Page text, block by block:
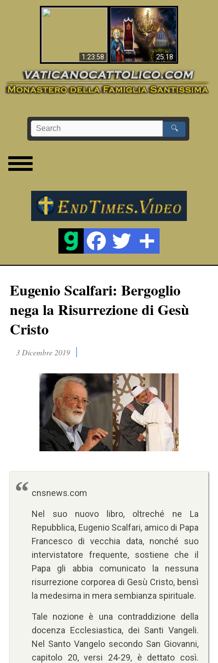
1:23:58 25:18
La Bibbia ha previsto
70 anni senza Papa?
🔍
Eugenio Scalfari: Bergoglio
nega la Risurrezione di Gesù
Cristo
3 Dicembre 2019
cnsnews.com
Nel suo nuovo libro, oltreché ne La
Repubblica, Eugenio Scalfari, amico di Papa
Francesco di vecchia data, nonché suo
intervistatore frequente, sostiene che il
Papa gli abbia comunicato la nessuna
risurrezione corporea di Gesù Cristo, bensì
la medesima in mera sembianza spirituale.
Tale nozione è una contraddizione della
docenza Ecclesiastica, dei Santi Vangeli.
Nel Santo Vangelo secondo San Giovanni,
capitolo 20, versi 24-29, è dettato così.